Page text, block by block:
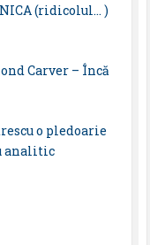
(ridicolul… )
Carver – Încă
o pledoarie
analitic